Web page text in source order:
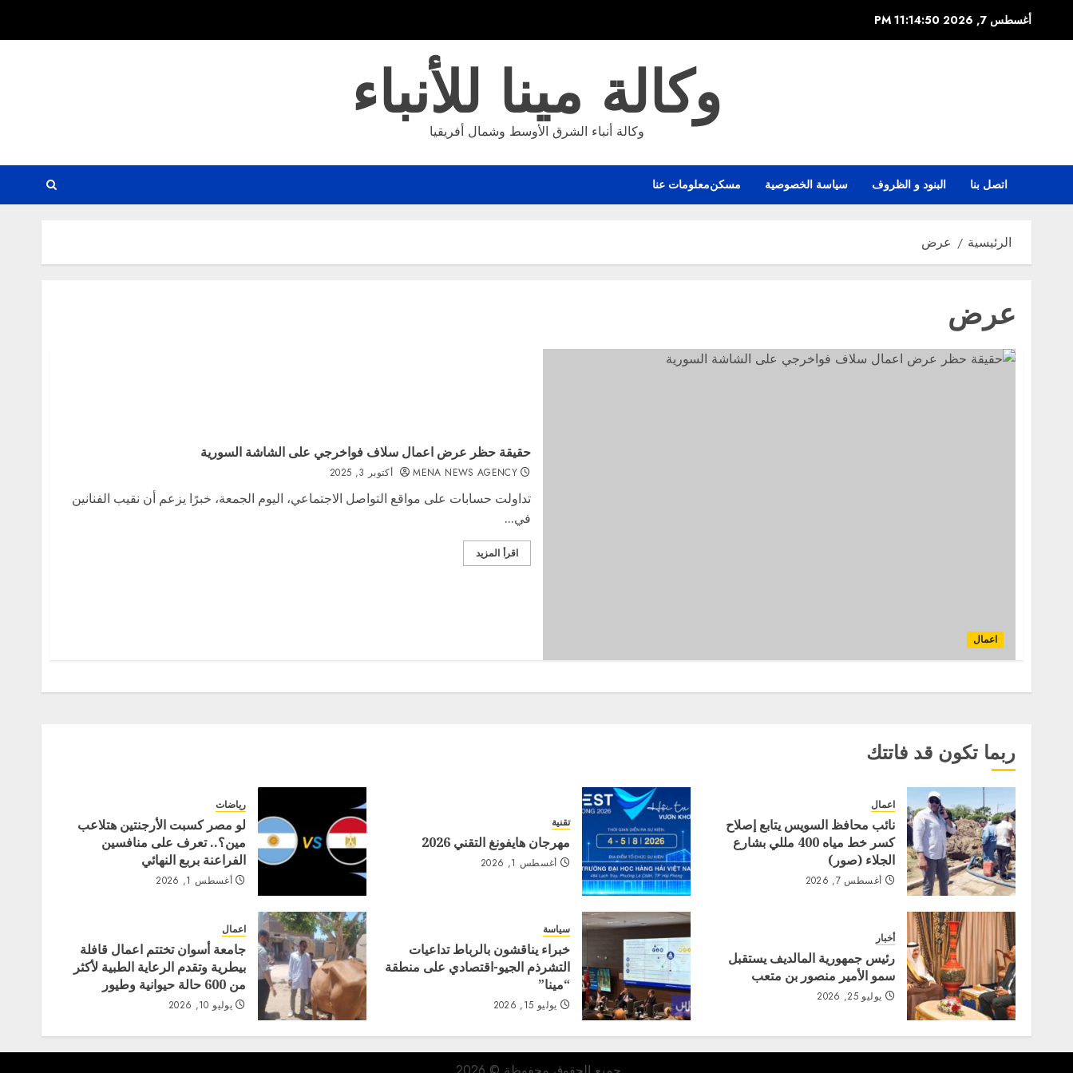
أغسطس 7, 2026 11:14:50 PM
وكالة مينا للأنباء
وكالة أنباء الشرق الأوسط وشمال أفريقيا
اتصل بنا البنود و الظروف سياسة الخصوصية مسكنمعلومات عنا
الرئيسية عرض
عرض
اعمال
حقيقة حظر عرض اعمال سلاف فواخرجي على الشاشة السورية
MENA NEWS AGENCY أكتوبر 3, 2025
تداولت حسابات على مواقع التواصل الاجتماعي، اليوم الجمعة، خبرًا يزعم أن نقيب الفنانين
في...
اقرأ المزيد
ربما تكون قد فاتتك
اعمال
نائب محافظ السويس يتابع إصلاح
كسر خط مياه 400 مللي بشارع
الجلاء (صور)
أغسطس 7, 2026
تقنية
مهرجان هايفونغ التقني 2026
أغسطس 1, 2026
رياضات
لو مصر كسبت الأرجنتين هتلاعب
مين؟.. تعرف على منافسين
الفراعنة بربع النهائي
أغسطس 1, 2026
أخبار
رئيس جمهورية المالديف يستقبل
سمو الأمير منصور بن متعب
يوليو 25, 2026
سياسة
خبراء يناقشون بالرباط تداعيات
التشرذم الجيو-اقتصادي على منطقة
“مينا”
يوليو 15, 2026
اعمال
جامعة أسوان تختتم اعمال قافلة
بيطرية وتقدم الرعاية الطبية لأكثر
من 600 حالة حيوانية وطيور
يوليو 10, 2026